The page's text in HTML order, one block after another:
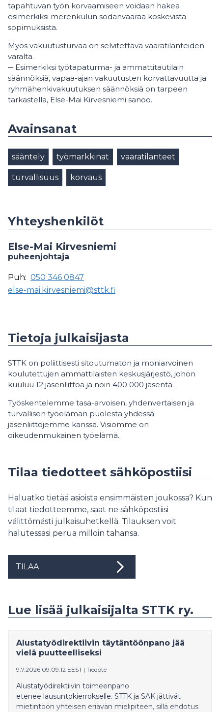
tapahtuvan työn korvaamiseen voidaan hakea
esimerkiksi merenkulun sodanvaaraa koskevista
sopimuksista.
Myös vakuutusturvaa on selvitettävä vaaratilanteiden
varalta.
─ Esimerkiksi työtapaturma- ja ammattitautilain
säännöksiä, vapaa-ajan vakuutusten korvattavuutta ja
ryhmähenkivakuutuksen säännöksiä on tarpeen
tarkastella, Else-Mai Kirvesniemi sanoo.
Avainsanat
sääntely työmarkkinat vaaratilanteet
turvallisuus korvaus
Yhteyshenkilöt
Else-Mai Kirvesniemi
puheenjohtaja
Puh: 050 346 0847
else-mai.kirvesniemi@sttk.fi
Tietoja julkaisijasta
STTK on poliittisesti sitoutumaton ja moniarvoinen
koulutettujen ammattilaisten keskusjärjestö, johon
kuuluu 12 jäsenliittoa ja noin 400 000 jäsentä.
Työskentelemme tasa-arvoisen, yhdenvertaisen ja
turvallisen työelämän puolesta yhdessä
jäsenliittojemme kanssa. Visiomme on
oikeudenmukainen työelämä.
Tilaa tiedotteet sähköpostiisi
Haluatko tietää asioista ensimmäisten joukossa? Kun
tilaat tiedotteemme, saat ne sähköpostiisi
välittömästi julkaisuhetkellä. Tilauksen voit
halutessasi perua milloin tahansa.
TILAA
Lue lisää julkaisijalta STTK ry.
Alustatyödirektiivin täytäntöönpano jää
vielä puutteelliseksi
9.7.2026 09:09:12 EEST | Tiedote
Alustatyödirektiivin toimeenpano
etenee lausuntokierrokselle. STTK ja SAK jättivät
mietintöön yhteisen eriävän mielipiteen, sillä ehdotus